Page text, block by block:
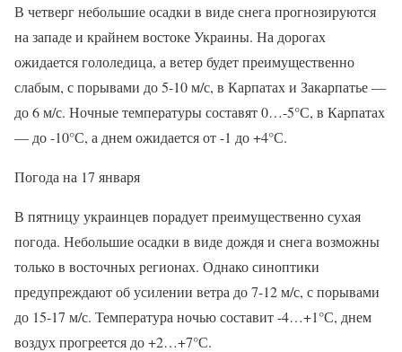
В четверг небольшие осадки в виде снега прогнозируются
на западе и крайнем востоке Украины. На дорогах
ожидается гололедица, а ветер будет преимущественно
слабым, с порывами до 5-10 м/с, в Карпатах и Закарпатье —
до 6 м/с. Ночные температуры составят 0…-5°С, в Карпатах
— до -10°С, а днем ожидается от -1 до +4°С.
Погода на 17 января
В пятницу украинцев порадует преимущественно сухая
погода. Небольшие осадки в виде дождя и снега возможны
только в восточных регионах. Однако синоптики
предупреждают об усилении ветра до 7-12 м/с, с порывами
до 15-17 м/с. Температура ночью составит -4…+1°С, днем
воздух прогреется до +2…+7°С.